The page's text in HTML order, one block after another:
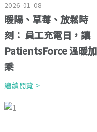
2026-01-08
暖陽、草莓、放鬆時
刻： 員工充電日，讓
PatientsForce 溫暖加
乘
繼續閱覽 >